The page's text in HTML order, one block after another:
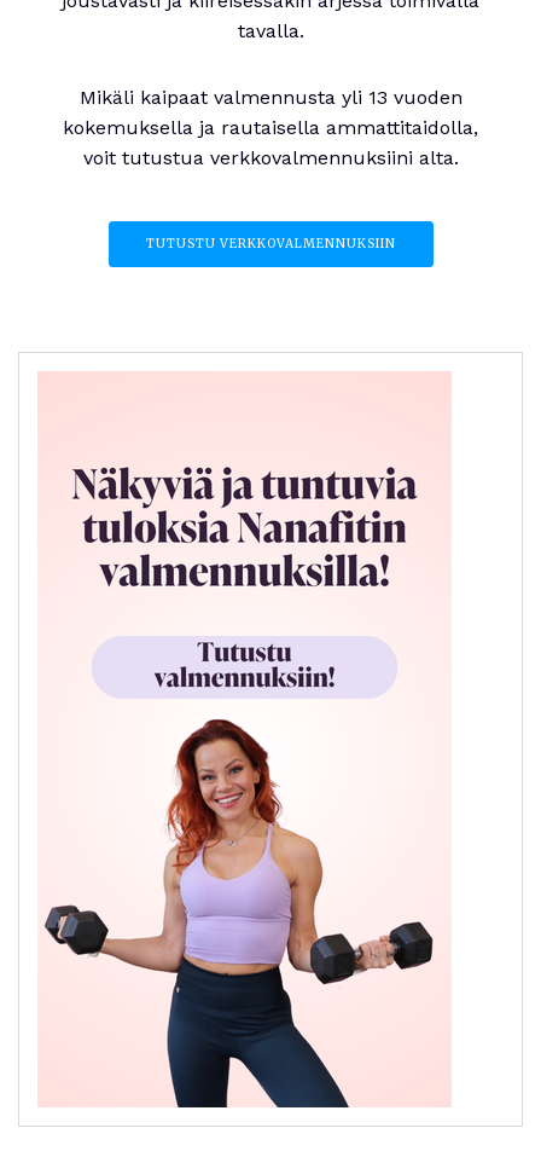
tavalla.
Mikäli kaipaat valmennusta yli 13 vuoden
kokemuksella ja rautaisella ammattitaidolla,
voit tutustua verkkovalmennuksiini alta.
TUTUSTU VERKKOVALMENNUKSIIN